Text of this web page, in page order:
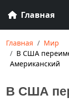
Главная
Главная
Мир
В США
Американский
В США